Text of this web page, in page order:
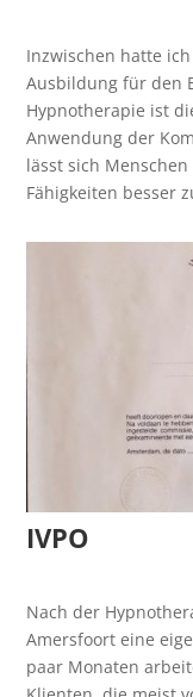
Inzwischen hatte
Ausbildung für den
Hypnotherapie ist
Anwendung der
lässt sich
Fähigkeiten besser
IVPO
Nach der
Amersfoort eine
paar Monaten